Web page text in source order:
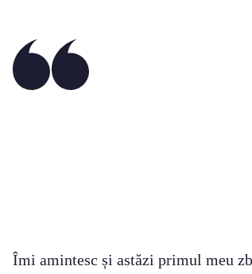
Îmi amintesc și astăzi primul meu